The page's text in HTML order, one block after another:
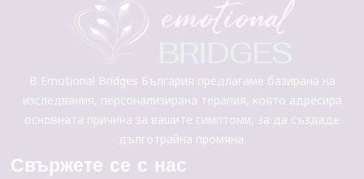
В Emotional Bridges България предлагаме базирана на
изследвания, персонализирана терапия, която адресира
основната причина за вашите симптоми, за да създаде
дълготрайна промяна.
Свържете се с нас